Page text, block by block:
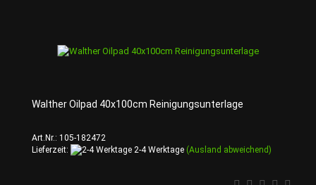
Walther Oilpad 40x100cm Reinigungsunterlage
Art.Nr.: 105-182472
Lieferzeit:
2-4 Werktage (Ausland abweichend)